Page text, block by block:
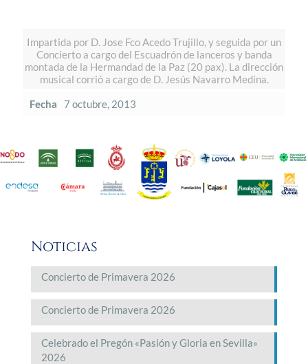
Impartida por D. Jose Fco Acedo Trujillo, y seguida por un
Concierto a cargo del Escuadrón de lanceros y banda
montada de la Hermandad de la Paz (20 pax). La dirección
musical corrió a cargo de D. Jesús Navarro Medina.
Fecha
7 octubre, 2013
Noticias
Concierto de Primavera 2026
Concierto de Primavera 2026
Celebrado el Pregón «Pasión y Gloria en Sevilla»
2026